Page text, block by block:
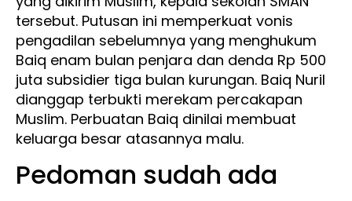
tersebut. Putusan ini memperkuat vonis
pengadilan sebelumnya yang menghukum
Baiq enam bulan penjara dan denda Rp 500
juta subsidier tiga bulan kurungan. Baiq Nuril
dianggap terbukti merekam percakapan
Muslim. Perbuatan Baiq dinilai membuat
keluarga besar atasannya malu.
Pedoman sudah ada